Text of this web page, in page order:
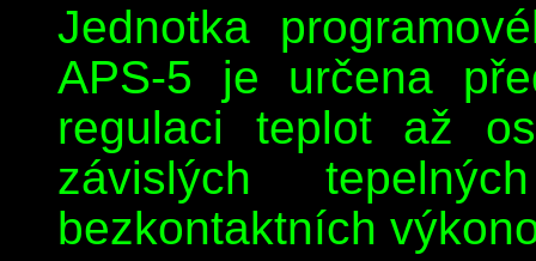
Jednotka
APS-5 je určena
regulaci teplot až
závislých
bezkontaktních